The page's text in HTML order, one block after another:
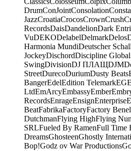
DrumConJointConsolation
JazzCroatiaCrocosCrownCrush
RecordsDaisDandelionDark
VuDEKODelabelDelmarkDelos
Harmonia MundiDeutscher
JockeyDischordDiscipline
SwingDivisionDJ ПЛАЩDJM
StreetDurecoDuriumDusty Beats
BangerEdelEdition TelemarkEG
LtdEmArcyEmbassyEmber
RecordsEnrageEnsignEnterprise
BeatFabrikaFactoryFactory
DutchmanFlying HighFlying
SRLFueled By RamenFull Time
DreamsGhosteenGhostly
Bop!Godz ov War Productions